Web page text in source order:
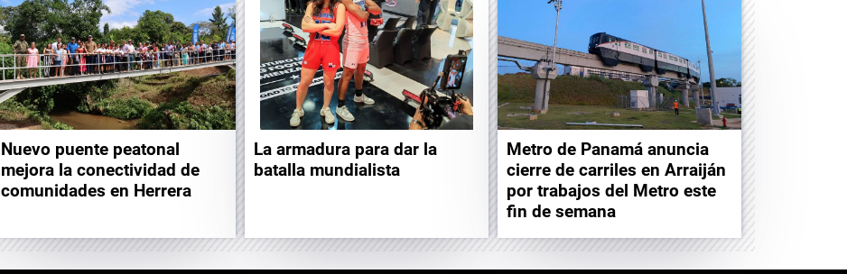
Nuevo puente peatonal
mejora la conectividad de
comunidades en Herrera
La armadura para dar la
batalla mundialista
Metro de Panamá anuncia
cierre de carriles en Arraiján
por trabajos del Metro este
fin de semana